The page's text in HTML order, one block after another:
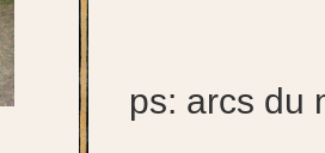
ps: arcs du